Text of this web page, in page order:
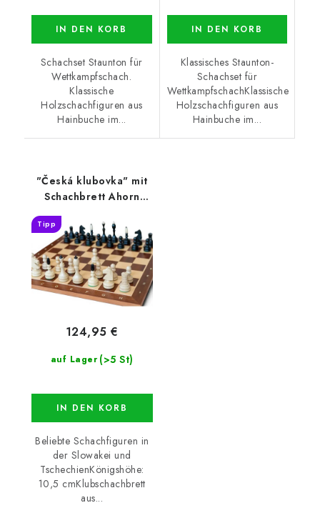
IN DEN KORB
Schachset Staunton für
Wettkampfschach.
Klassische
Holzschachfiguren aus
Hainbuche im...
IN DEN KORB
Klassisches Staunton-
Schachset für
WettkampfschachKlassische
Holzschachfiguren aus
Hainbuche im...
"Česká klubovka" mit
Schachbrett Ahorn
Tipp
auf Lager (>5 St)
124,95 €
IN DEN KORB
Beliebte Schachfiguren in
der Slowakei und
TschechienKönigshöhe:
10,5 cmKlubschachbrett
aus...